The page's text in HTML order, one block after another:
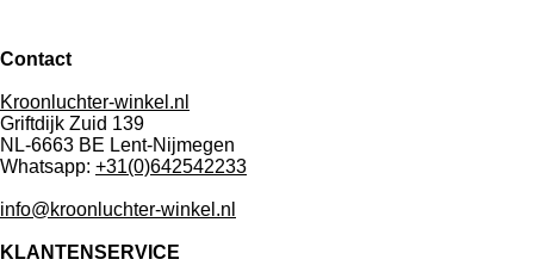
Contact
Kroonluchter-winkel.nl
Griftdijk Zuid 139
NL-6663 BE Lent-Nijmegen
Whatsapp: +31(0)642542233
info@kroonluchter-winkel.nl
KLANTENSERVICE